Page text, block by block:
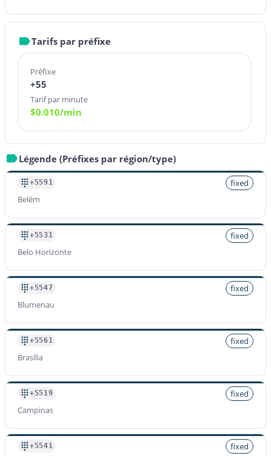
Tarifs par préfixe
Préfixe
+55
Tarif par minute
$0.010/min
Légende (Préfixes par région/type)
+5591
fixed
Belém
+5531
fixed
Belo Horizonte
+5547
fixed
Blumenau
+5561
fixed
Brasília
+5519
fixed
Campinas
+5541 fixed